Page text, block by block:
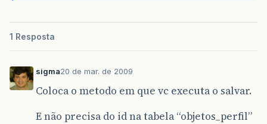
1 Resposta
sigma20 de mar. de 2009
Coloca o metodo em que vc executa o salvar.
E não precisa do id na tabela “objetos_perfil”